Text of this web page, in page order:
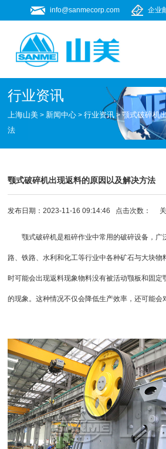
企业
info@sanmecorp.com
行业资讯
上海山美 > 新闻中心 >行业资讯 >颚式破碎机
法
颚式破碎机出现返料的原因以及解决方法
发布日期：2023-11-16 09:14:46 点击次数：
颚式破碎机是粗碎作业中常用的破碎设备，广
路、铁路、水利和化工等行业中各种矿石与大块物
时可能会出现返料现象物料没有被活动颚板和固定
的现象。这种情况不仅会降低生产效率，还可能会